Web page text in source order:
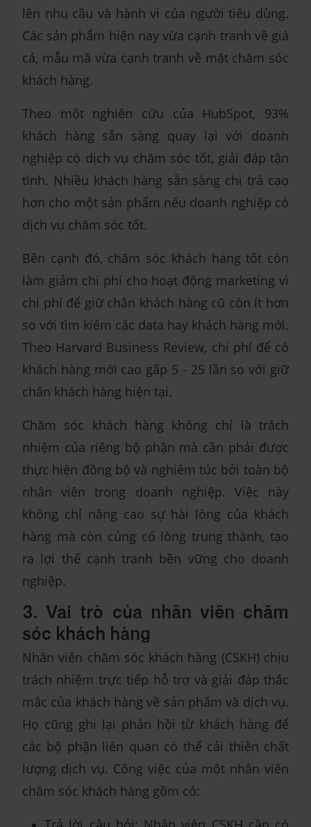
lên nhu cầu và hành vi của người tiêu dùng.
Các sản phẩm hiện nay vừa cạnh tranh về giá
cả, mẫu mã vừa cạnh tranh về mặt chăm sóc
khách hàng.
Theo một nghiên cứu của HubSpot, 93%
khách hàng sẵn sàng quay lại với doanh
nghiệp có dịch vụ chăm sóc tốt, giải đáp tận
tình. Nhiều khách hàng sẵn sàng chi trả cao
hơn cho một sản phẩm nếu doanh nghiệp có
dịch vụ chăm sóc tốt.
Bên cạnh đó, chăm sóc khách hàng tốt còn
làm giảm chi phí cho hoạt động marketing vì
chi phí để giữ chân khách hàng cũ còn ít hơn
so với tìm kiếm các data hay khách hàng mới.
Theo Harvard Business Review, chi phí để có
khách hàng mới cao gấp 5 - 25 lần so với giữ
chân khách hàng hiện tại.
Chăm sóc khách hàng không chỉ là trách
nhiệm của riêng bộ phận mà cần phải được
thực hiện đồng bộ và nghiêm túc bởi toàn bộ
nhân viên trong doanh nghiệp. Việc này
không chỉ nâng cao sự hài lòng của khách
hàng mà còn củng cố lòng trung thành, tạo
ra lợi thế cạnh tranh bền vững cho doanh
nghiệp.
3. Vai trò của nhân viên chăm
sóc khách hàng
Nhân viên chăm sóc khách hàng (CSKH) chịu
trách nhiệm trực tiếp hỗ trợ và giải đáp thắc
mắc của khách hàng về sản phẩm và dịch vụ.
Họ cũng ghi lại phản hồi từ khách hàng để
các bộ phận liên quan có thể cải thiện chất
lượng dịch vụ. Công việc của một nhân viên
chăm sóc khách hàng gồm có: